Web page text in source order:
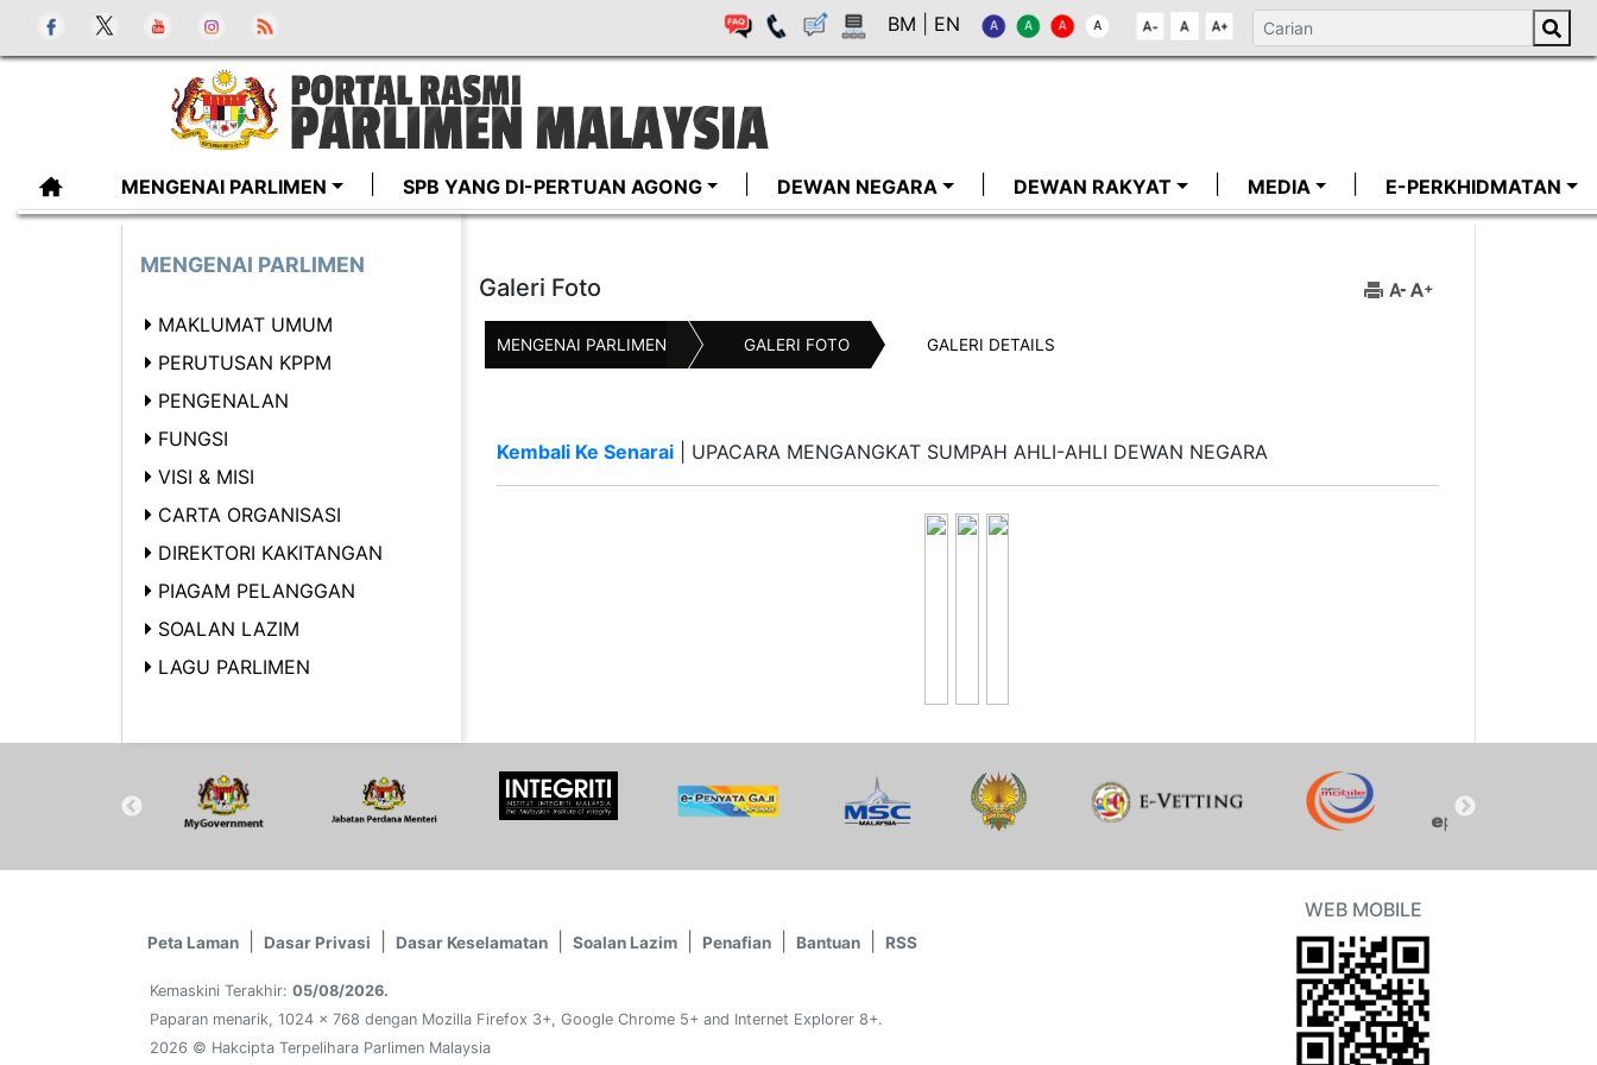
BM EN
MENGENAI PARLIMEN SPB YANG DI-PERTUAN AGONG DEWAN NEGARA DEWAN RAKYAT MEDIA E-PERKHIDMATAN
Galeri Foto
MENGENAI PARLIMEN GALERI FOTO GALERI DETAILS
Kembali Ke Senarai| UPACARA MENGANGKAT SUMPAH AHLI-AHLI DEWAN NEGARA
MENGENAI PARLIMEN
MAKLUMAT UMUM
PERUTUSAN KPPM
PENGENALAN
FUNGSI
VISI & MISI
CARTA ORGANISASI
DIREKTORI KAKITANGAN
PIAGAM PELANGGAN
SOALAN LAZIM
LAGU PARLIMEN
Peta Laman Dasar Privasi Dasar Keselamatan Soalan Lazim Penafian Bantuan RSS
Kemaskini Terakhir: 05/08/2026.
Paparan menarik, 1024 x 768 dengan Mozilla Firefox 3+, Google Chrome 5+ and Internet Explorer 8+.
2026 © Hakcipta Terpelihara Parlimen Malaysia
WEB MOBILE